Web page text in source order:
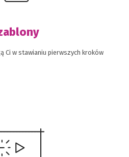
Ci w stawianiu pierwszych kroków